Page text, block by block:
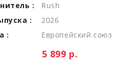
:
Rush
:
2026
:
Европейский союз
Цена:
5 899 р.